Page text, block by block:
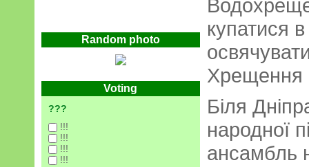
Random photo
Voting
???
!!!
!!!
!!!
!!!
купатися
Хрещення
Біля
народної
ансамбль